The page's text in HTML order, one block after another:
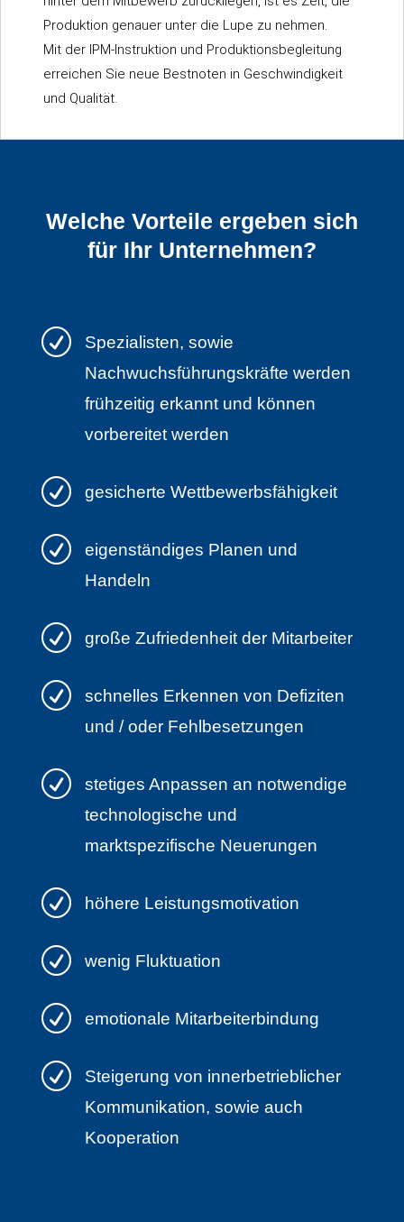
Produktion genauer unter die Lupe zu nehmen.
Mit der IPM-Instruktion und Produktionsbegleitung
erreichen Sie neue Bestnoten in Geschwindigkeit
und Qualität.
Welche Vorteile ergeben sich
für Ihr Unternehmen?
R
Spezialisten, sowie
Nachwuchsführungskräfte werden
frühzeitig erkannt und können
vorbereitet werden
R gesicherte Wettbewerbsfähigkeit
R
eigenständiges Planen und
Handeln
R große Zufriedenheit der Mitarbeiter
R
schnelles Erkennen von Defiziten
und / oder Fehlbesetzungen
R
stetiges Anpassen an notwendige
technologische und
marktspezifische Neuerungen
R höhere Leistungsmotivation
R wenig Fluktuation
R emotionale Mitarbeiterbindung
R
Steigerung von innerbetrieblicher
Kommunikation, sowie auch
Kooperation